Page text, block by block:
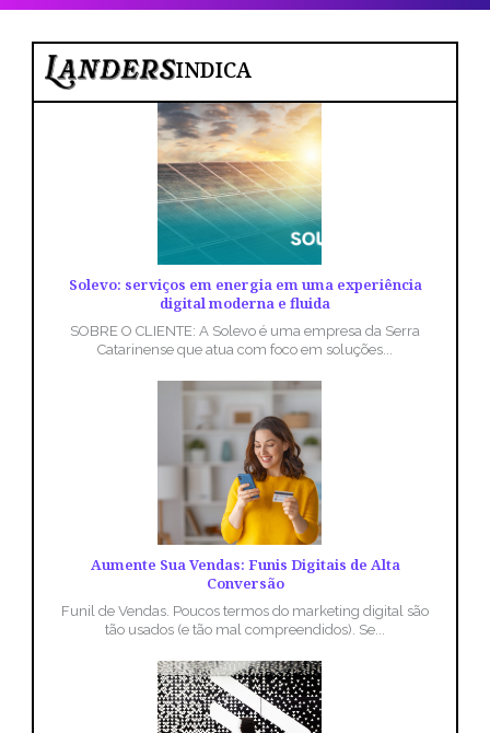
INDICA
Solevo: serviços em energia em uma experiência
digital moderna e fluida
SOBRE O CLIENTE: A Solevo é uma empresa da Serra
Catarinense que atua com foco em soluções...
Aumente Sua Vendas: Funis Digitais de Alta
Conversão
Funil de Vendas. Poucos termos do marketing digital são
tão usados (e tão mal compreendidos). Se...